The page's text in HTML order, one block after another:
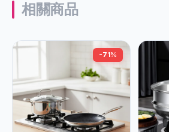
相關商品
-71%